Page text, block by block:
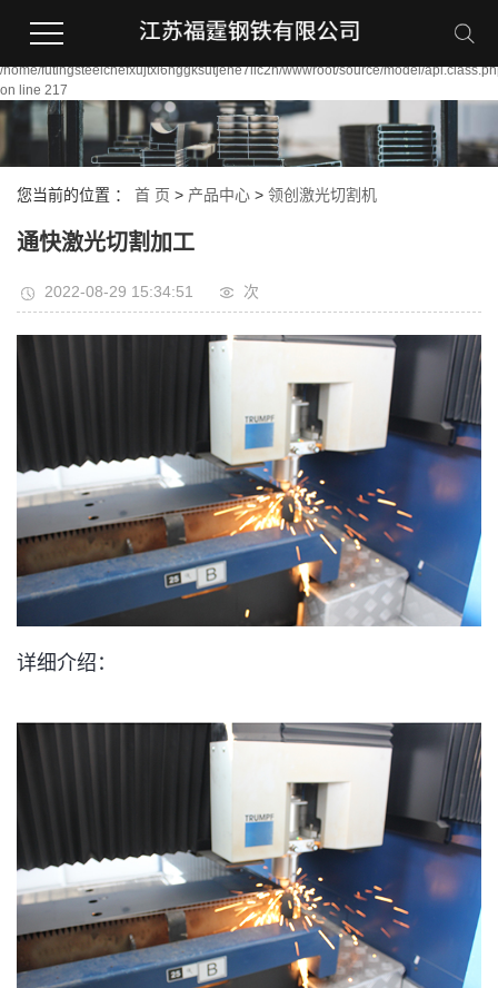
file_put_contents(/home/futingsteelcnefxujtxi6nggksutjene7llc2n/wwwroot/
/home/futingsteelcnefxujtxi6nggksutjene7llc2n/wwwroot/source/model/
on line 217
您当前的位置 ： 首 页 > 产品中心 > 领创激光切割机
通快激光切割加工
2022-08-29 15:34:51 次
详细介绍：